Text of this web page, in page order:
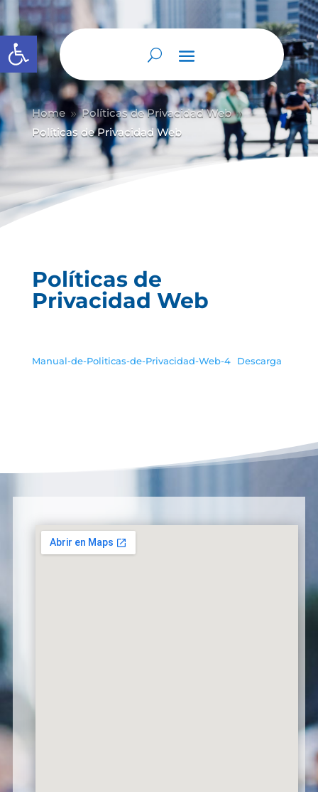
Abrir barra de herramientas
Home 9 Políticas de Privacidad Web 9
Políticas de Privacidad Web
Políticas de
Privacidad Web
Manual-de-Politicas-de-Privacidad-Web-4 Descarga